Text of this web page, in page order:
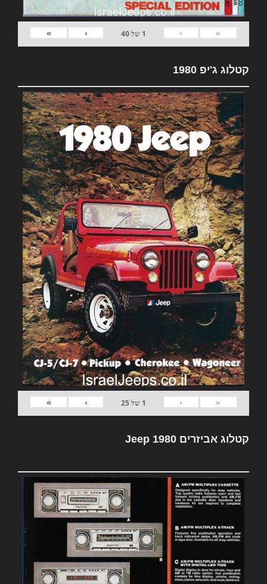
«
‹
1 של40
›
»
קטלוג ג'יפ 1980
«
‹
1 של25
›
»
קטלוג אביזרים Jeep 1980